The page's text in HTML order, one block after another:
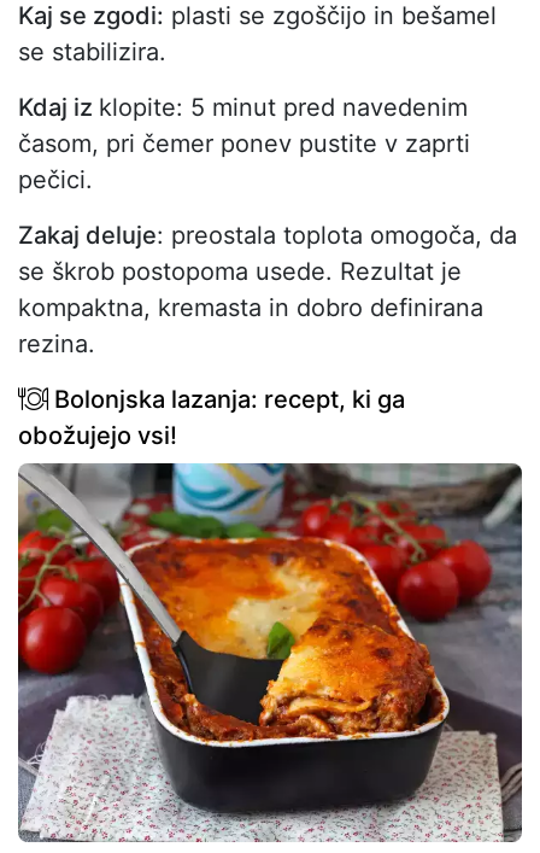
Kaj se zgodi: plasti se zgoščijo in bešamel
se stabilizira.
Kdaj iz klopite: 5 minut pred navedenim
časom, pri čemer ponev pustite v zaprti
pečici.
Zakaj deluje: preostala toplota omogoča, da
se škrob postopoma usede. Rezultat je
kompaktna, kremasta in dobro definirana
rezina.
Bolonjska lazanja: recept, ki ga
obožujejo vsi!